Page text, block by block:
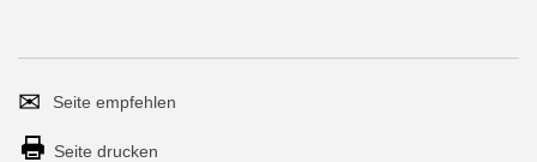
empfehlen
Per
E-
Seite drucken